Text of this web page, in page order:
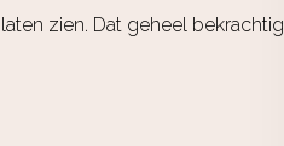
zien. Dat geheel bekrachtig